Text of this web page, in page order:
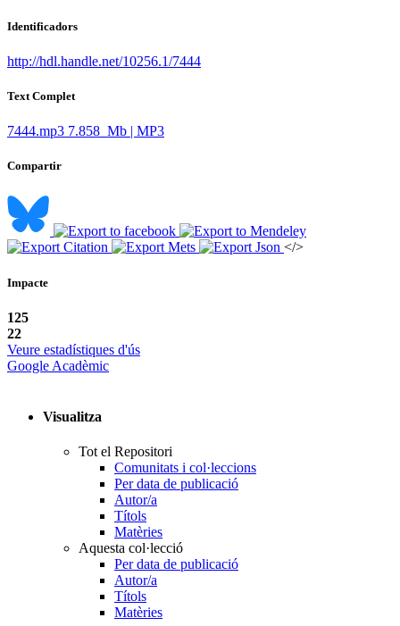
Identificadors
http://hdl.handle.net/10256.1/7444
Text Complet
7444.mp3 7.858 Mb | MP3
Compartir
</>
Impacte
125
22
Veure estadístiques d'ús
Google Acadèmic
Visualitza
Tot el Repositori
Comunitats i col·leccions
Per data de publicació
Autor/a
Títols
Matèries
Aquesta col·lecció
Per data de publicació
Autor/a
Títols
Matèries